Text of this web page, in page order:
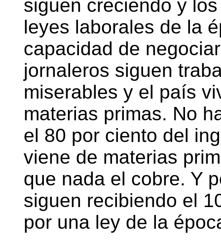
siguen creciendo y
leyes laborales de la
capacidad de
jornaleros siguen
miserables y el país
materias primas. No
el 80 por ciento del
viene de materias
que nada el cobre. Y
siguen recibiendo el
por una ley de la